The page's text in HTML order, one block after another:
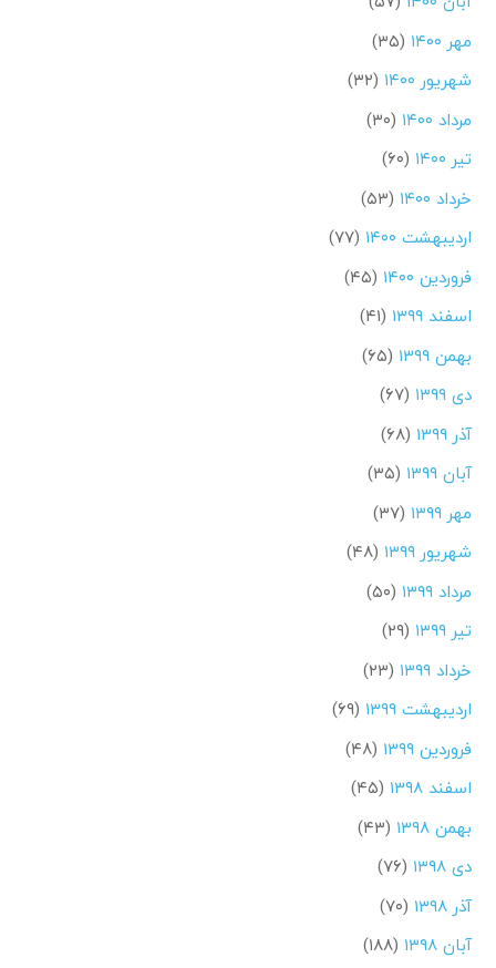
مهر ۱۴۰۰
(۳۵)
شهریور ۱۴۰۰
(۳۲)
مرداد ۱۴۰۰
(۳۰)
تیر ۱۴۰۰
(۶۰)
خرداد ۱۴۰۰
(۵۳)
اردیبهشت ۱۴۰۰
(۷۷)
فروردین ۱۴۰۰
(۴۵)
اسفند ۱۳۹۹
(۴۱)
بهمن ۱۳۹۹
(۶۵)
دی ۱۳۹۹
(۶۷)
آذر ۱۳۹۹
(۶۸)
آبان ۱۳۹۹
(۳۵)
مهر ۱۳۹۹
(۳۷)
شهریور ۱۳۹۹
(۴۸)
مرداد ۱۳۹۹
(۵۰)
تیر ۱۳۹۹
(۲۹)
خرداد ۱۳۹۹
(۲۳)
اردیبهشت ۱۳۹۹
(۶۹)
فروردین ۱۳۹۹
(۴۸)
اسفند ۱۳۹۸
(۴۵)
بهمن ۱۳۹۸
(۴۳)
دی ۱۳۹۸
(۷۶)
آذر ۱۳۹۸
(۷۰)
آبان ۱۳۹۸
(۱۸۸)